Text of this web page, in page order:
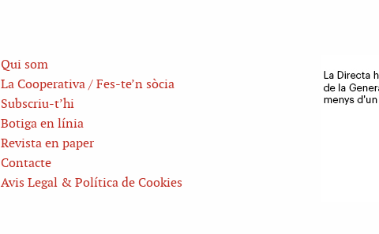
Qui som
La Cooperativa / Fes-te’n sòcia
Subscriu-t’hi
Botiga en línia
Revista en paper
Contacte
Avis Legal & Política de Cookies